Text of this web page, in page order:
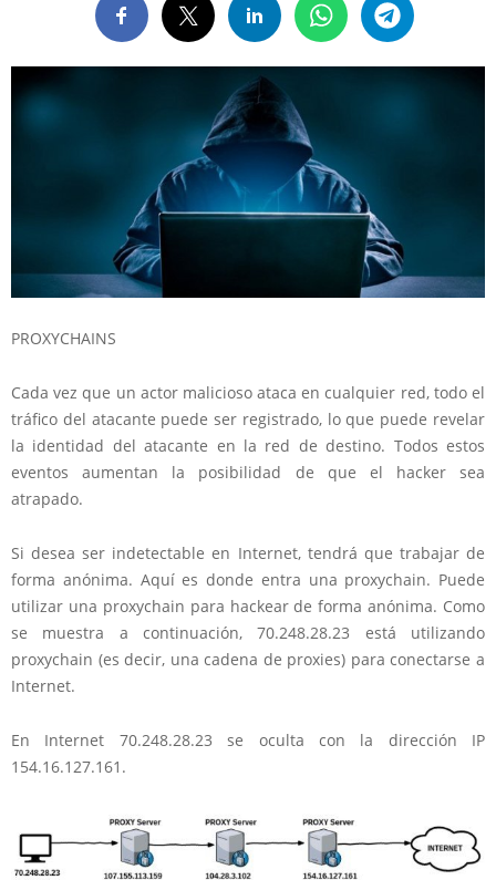
PROXYCHAINS
Cada vez que un actor malicioso ataca en cualquier red, todo el
tráfico del atacante puede ser registrado, lo que puede revelar
la identidad del atacante en la red de destino. Todos estos
eventos aumentan la posibilidad de que el hacker sea
atrapado.
Si desea ser indetectable en Internet, tendrá que trabajar de
forma anónima. Aquí es donde entra una proxychain. Puede
utilizar una proxychain para hackear de forma anónima. Como
se muestra a continuación, 70.248.28.23 está utilizando
proxychain (es decir, una cadena de proxies) para conectarse a
Internet.
En Internet 70.248.28.23 se oculta con la dirección IP
154.16.127.161.